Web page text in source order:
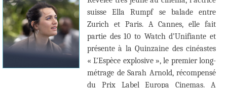
suisse Ella Rumpf se balade entre
Zurich et Paris. A Cannes, elle fait
partie des 10 to Watch d’Unifiante et
présente à la Quinzaine des cinéastes
« L’Espèce explosive », le premier long-
métrage de Sarah Arnold, récompensé
du Prix Label Europa Cinemas. A